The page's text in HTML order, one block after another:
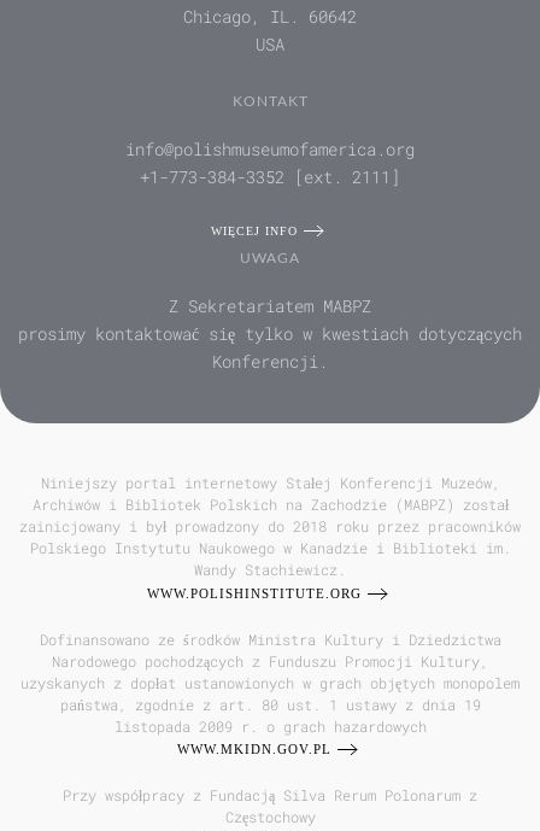
Chicago, IL. 60642
USA
KONTAKT
info@polishmuseumofamerica.org
+1-773-384-3352 [ext. 2111]
WIĘCEJ INFO
UWAGA
Z Sekretariatem MABPZ
prosimy kontaktować się tylko w kwestiach dotyczących
Konferencji.
Niniejszy portal internetowy Stałej Konferencji Muzeów,
Archiwów i Bibliotek Polskich na Zachodzie (MABPZ) został
zainicjowany i był prowadzony do 2018 roku przez pracowników
Polskiego Instytutu Naukowego w Kanadzie i Biblioteki im.
Wandy Stachiewicz.
WWW.POLISHINSTITUTE.ORG
Dofinansowano ze środków Ministra Kultury i Dziedzictwa
Narodowego pochodzących z Funduszu Promocji Kultury,
uzyskanych z dopłat ustanowionych w grach objętych monopolem
państwa, zgodnie z art. 80 ust. 1 ustawy z dnia 19
listopada 2009 r. o grach hazardowych
WWW.MKIDN.GOV.PL
Przy współpracy z Fundacją Silva Rerum Polonarum z
Częstochowy